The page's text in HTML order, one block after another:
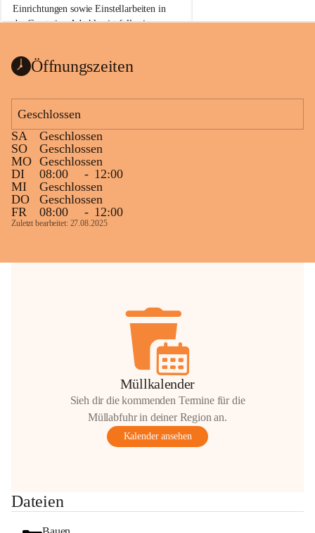
Einrichtungen sowie Einstellarbeiten in
der Gasstation Aderklaa ist fallweise
kommenden Tagen und Wochen wird
sein.
Die OMV Austria ist bemüht, für die
Bevölkerung ungewohnte, jedoch
technisch notwendige Betriebszustände so
kurz wie möglich zu halten.
Wir bitten daher die umliegende
Bevölkerung um Verständnis.
anrainer-service@omv.com
Bei Fragen, Anliegen oder Beschwerden.
Die OMV wird im Zuge von
Öffnungszeiten
Geschlossen
SA
Geschlossen
SO
Geschlossen
MO Geschlossen
DI
08:00 - 12:00
MI
Geschlossen
DO
Geschlossen
FR
08:00 - 12:00
Zuletzt bearbeitet: 27.08.2025
Müllkalender
Sieh dir die kommenden Termine für die
Müllabfuhr in deiner Region an.
Kalender ansehen
Dateien